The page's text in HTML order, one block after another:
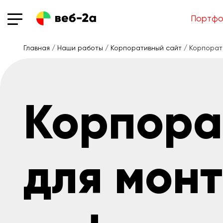
Главная / Наши работы / Корпоративный сайт /
для